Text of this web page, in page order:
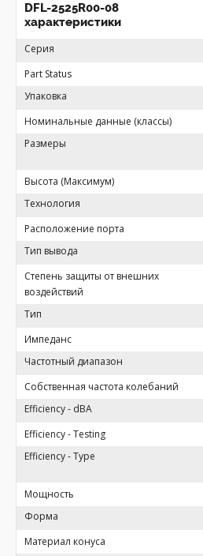
DFL-2525R00-08
характеристики
Серия
Part Status
Упаковка
Номинальные данные (классы)
Размеры
Высота (Максимум)
Технология
Расположение порта
Тип вывода
Степень защиты от внешних
воздействий
Тип
Импеданс
Частотный диапазон
Собственная частота колебаний
Efficiency - dBA
Efficiency - Testing
Efficiency - Type
Мощность
Форма
Материал конуса